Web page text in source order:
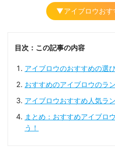
▼アイブロウおす
目次：この記事の内容
アイブロウのおすすめの選
おすすめのアイブロウのラ
アイブロウおすすめ人気ラ
まとめ：おすすめアイブロ
う！